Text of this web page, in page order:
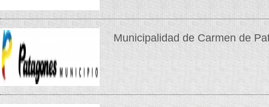
Municipalidad de Carmen de